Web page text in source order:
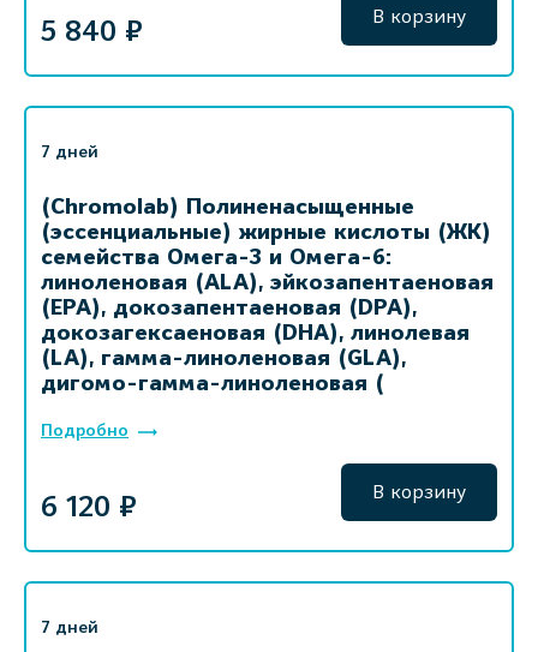
5 840 ₽ В корзину
7 дней
(Chromolab) Полиненасыщенные
(эссенциальные) жирные кислоты (ЖК)
семейства Омега-3 и Омега-6:
линоленовая (ALA), эйкозапентаеновая
(EPA), докозапентаеновая (DPA),
докозагексаеновая (DHA), линолевая
(LA), гамма-линоленовая (GLA),
дигомо-гамма-линоленовая (
Подробно
6 120 ₽ В корзину
7 дней